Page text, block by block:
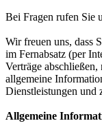
Bei Fragen rufen Sie
Wir freuen uns, dass
im Fernabsatz (per
Verträge
allgemeine
Dienstleistungen und
Allgemeine